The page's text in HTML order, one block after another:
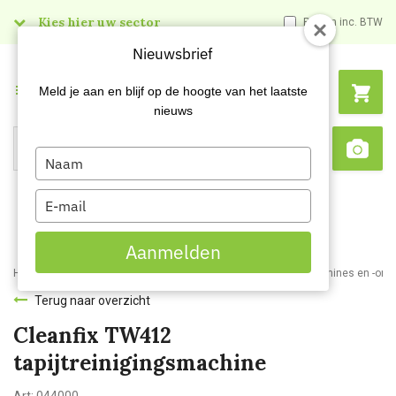
Kies hier uw sector Prijzen inc. BTW
Search
Menu
Home Webshop Schoonmaakmachines Tapijtreinigingsmachines en -
Terug naar overzicht
Cleanfix TW412
tapijtreinigingsmachine
Nieuwsbrief
Meld je aan en blijf op de hoogte van het laatste
nieuws
Type
your
name
Type
your
email
Aanmelden